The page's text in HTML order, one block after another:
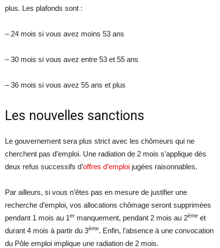
plus. Les plafonds sont :
– 24 mois si vous avez moins 53 ans
– 30 mois si vous avez entre 53 et 55 ans
– 36 mois si vous avez 55 ans et plus
Les nouvelles sanctions
Le gouvernement sera plus strict avec les chômeurs qui ne
cherchent pas d’emploi. Une radiation de 2 mois s’applique dès
deux refus successifs d’offres d’emploi jugées raisonnables.
Par ailleurs, si vous n’êtes pas en mesure de justifier une
recherche d’emploi, vos allocations chômage seront supprimées
pendant 1 mois au 1er manquement, pendant 2 mois au 2ème et
durant 4 mois à partir du 3ème. Enfin, l’absence à une convocation
du Pôle emploi implique une radiation de 2 mois.